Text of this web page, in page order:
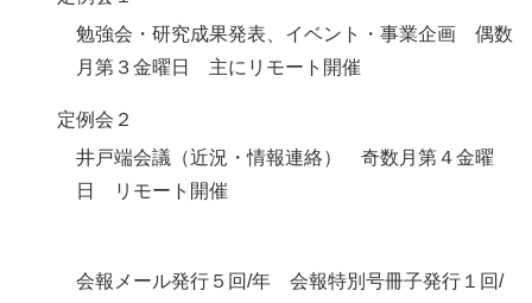
勉強会・研究成果発表、イベント・事業企画 偶数
月第３金曜日 主にリモート開催
定例会２
井戸端会議（近況・情報連絡） 奇数月第４金曜
日 リモート開催
会報メール発行５回/年 会報特別号冊子発行１回/